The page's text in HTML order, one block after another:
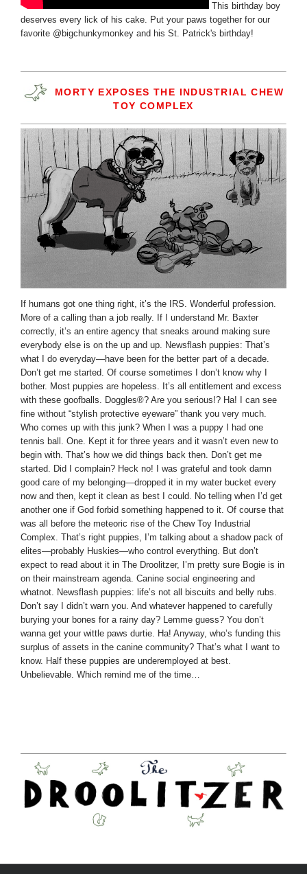
This birthday boy
deserves every lick of his cake. Put your paws together for our
favorite @bigchunkymonkey and his St. Patrick's birthday!
MORTY EXPOSES THE INDUSTRIAL CHEW
TOY COMPLEX
If humans got one thing right, it’s the IRS. Wonderful profession.
More of a calling than a job really. If I understand Mr. Baxter
correctly, it’s an entire agency that sneaks around making sure
everybody else is on the up and up. Newsflash puppies: That’s
what I do everyday—have been for the better part of a decade.
Don’t get me started. Of course sometimes I don’t know why I
bother. Most puppies are hopeless. It’s all entitlement and excess
with these goofballs. Doggles®? Are you serious!? Ha! I can see
fine without “stylish protective eyeware” thank you very much.
Who comes up with this junk? When I was a puppy I had one
tennis ball. One. Kept it for three years and it wasn’t even new to
begin with. That’s how we did things back then. Don’t get me
started. Did I complain? Heck no! I was grateful and took damn
good care of my belonging—dropped it in my water bucket every
now and then, kept it clean as best I could. No telling when I’d get
another one if God forbid something happened to it. Of course that
was all before the meteoric rise of the Chew Toy Industrial
Complex. That’s right puppies, I’m talking about a shadow pack of
elites—probably Huskies—who control everything. But don’t
expect to read about it in The Droolitzer, I’m pretty sure Bogie is in
on their mainstream agenda. Canine social engineering and
whatnot. Newsflash puppies: life’s not all biscuits and belly rubs.
Don’t say I didn’t warn you. And whatever happened to carefully
burying your bones for a rainy day? Lemme guess? You don’t
wanna get your wittle paws durtie. Ha! Anyway, who’s funding this
surplus of assets in the canine community? That’s what I want to
know. Half these puppies are underemployed at best.
Unbelievable. Which remind me of the time…